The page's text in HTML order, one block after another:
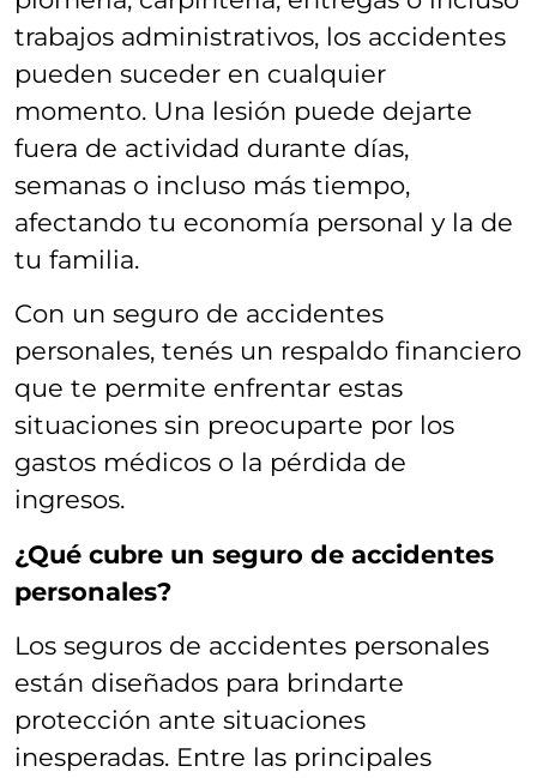
trabajos administrativos, los accidentes
pueden suceder en cualquier
momento. Una lesión puede dejarte
fuera de actividad durante días,
semanas o incluso más tiempo,
afectando tu economía personal y la de
tu familia.
Con un seguro de accidentes
personales, tenés un respaldo financiero
que te permite enfrentar estas
situaciones sin preocuparte por los
gastos médicos o la pérdida de
ingresos.
¿Qué cubre un seguro de accidentes
personales?
Los seguros de accidentes personales
están diseñados para brindarte
protección ante situaciones
inesperadas. Entre las principales